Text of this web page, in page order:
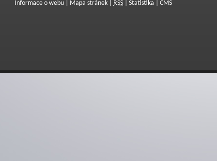
Informace o webu
Mapa stránek RSS Statistika CMS